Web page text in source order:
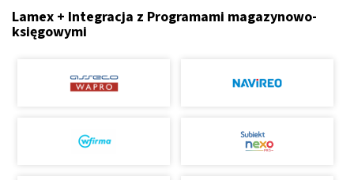
Lamex + Integracja z Programami magazynowo-
księgowymi